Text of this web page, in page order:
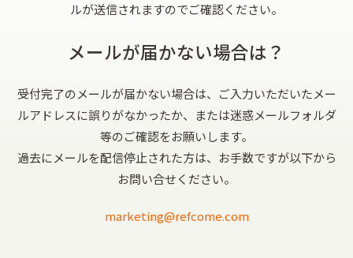
ルが送信されますのでご確認ください。
メールが届かない場合は？
受付完了のメールが届かない場合は、ご入力いただいたメー
ルアドレスに誤りがなかったか、または迷惑メールフォルダ
等のご確認をお願いします。
過去にメールを配信停止された方は、お手数ですが以下から
お問い合せください。
marketing@refcome.com